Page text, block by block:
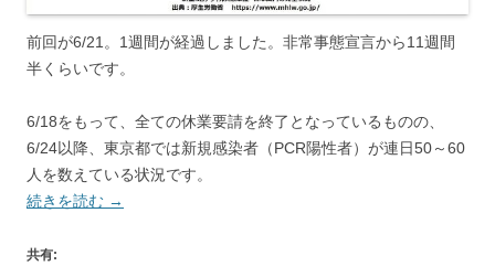
前回が6/21。1週間が経過しました。非常事態宣言から11週間
半くらいです。
6/18をもって、全ての休業要請を終了となっているものの、
6/24以降、東京都では新規感染者（PCR陽性者）が連日50～60
人を数えている状況です。
続きを読む →
共有: